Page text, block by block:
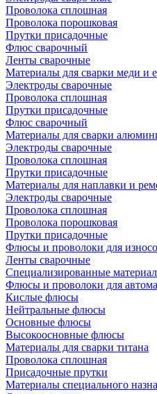
Проволока сплошная
Проволока порошковая
Прутки присадочные
Флюс сварочный
Ленты сварочные
Материалы для сварки меди и
Электроды сварочные
Проволока сплошная
Прутки присадочные
Флюс сварочный
Материалы для сварки
Электроды сварочные
Проволока сплошная
Прутки присадочные
Материалы для наплавки и
Электроды сварочные
Проволока сплошная
Проволока порошковая
Прутки присадочные
Флюсы и проволоки для
Ленты сварочные
Специализированные
Флюсы и проволоки для
Кислые флюсы
Нейтральные флюсы
Основные флюсы
Высокоосновные флюсы
Материалы для сварки титана
Проволока сплошная
Присадочные прутки
Материалы специального